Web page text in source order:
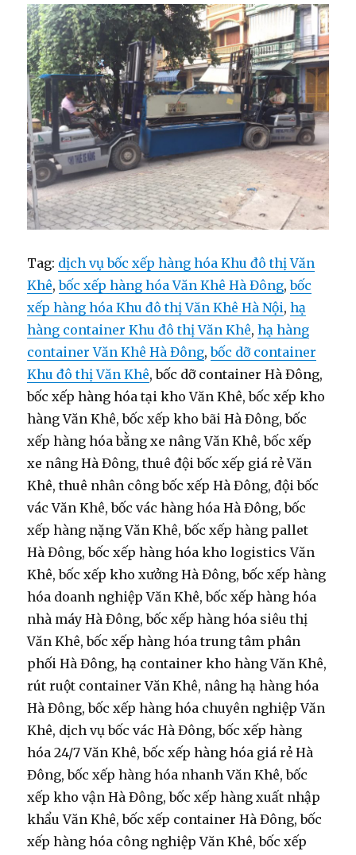
Tag: dịch vụ bốc xếp hàng hóa Khu đô thị Văn
Khê,bốc xếp hàng hóa Văn Khê Hà Đông,bốc
xếp hàng hóa Khu đô thị Văn Khê Hà Nội,hạ
hàng container Khu đô thị Văn Khê,hạ hàng
container Văn Khê Hà Đông,bốc dỡ container
Khu đô thị Văn Khê, bốc dỡ container Hà Đông,
bốc xếp hàng hóa tại kho Văn Khê, bốc xếp kho
hàng Văn Khê, bốc xếp kho bãi Hà Đông, bốc
xếp hàng hóa bằng xe nâng Văn Khê, bốc xếp
xe nâng Hà Đông, thuê đội bốc xếp giá rẻ Văn
Khê, thuê nhân công bốc xếp Hà Đông, đội bốc
vác Văn Khê, bốc vác hàng hóa Hà Đông, bốc
xếp hàng nặng Văn Khê, bốc xếp hàng pallet
Hà Đông, bốc xếp hàng hóa kho logistics Văn
Khê, bốc xếp kho xưởng Hà Đông, bốc xếp hàng
hóa doanh nghiệp Văn Khê, bốc xếp hàng hóa
nhà máy Hà Đông, bốc xếp hàng hóa siêu thị
Văn Khê, bốc xếp hàng hóa trung tâm phân
phối Hà Đông, hạ container kho hàng Văn Khê,
rút ruột container Văn Khê, nâng hạ hàng hóa
Hà Đông, bốc xếp hàng hóa chuyên nghiệp Văn
Khê, dịch vụ bốc vác Hà Đông, bốc xếp hàng
hóa 24/7 Văn Khê, bốc xếp hàng hóa giá rẻ Hà
Đông, bốc xếp hàng hóa nhanh Văn Khê, bốc
xếp kho vận Hà Đông, bốc xếp hàng xuất nhập
khẩu Văn Khê, bốc xếp container Hà Đông, bốc
xếp hàng hóa công nghiệp Văn Khê, bốc xếp